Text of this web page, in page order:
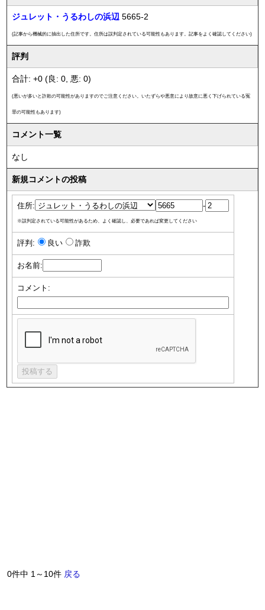
ジュレット・うるわしの浜辺 5665-2
(記事から機械的に抽出した住所です。住所は誤判定されている可能性もあります。記事をよく確認してください)
評判
合計: +0 (良: 0, 悪: 0)
(悪いが多いと詐欺の可能性がありますのでご注意ください。いたずらや悪意により故意に悪く下げられている冤
罪の可能性もあります)
コメント一覧
なし
新規コメントの投稿
住所: -
※誤判定されている可能性があるため、よく確認し、必要であれば変更してください
評判: 良い 詐欺
お名前:
コメント:
0件中 1～10件 戻る